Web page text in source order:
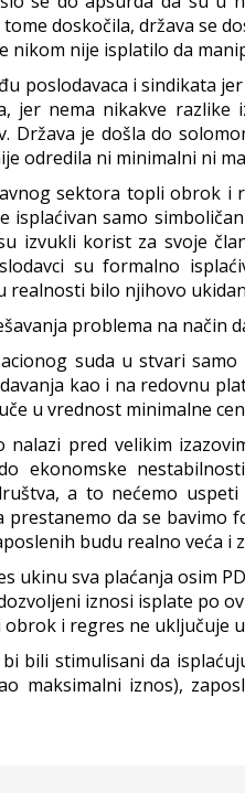
doskočila, država se
nikom nije isplatilo da
poslodavaca i sindikata
jer nema nikakve razlike
Država je došla do
odredila ni minimalni ni
sektora topli obrok
samo
izvukli korist za svoje
su formalno
realnosti bilo njihovo
problema na način
suda u stvari
kao i na redovnu
u vrednost minimalne
nalazi pred velikim
ekonomske
a to nećemo
da se bavimo
budu realno veća i
ukinu sva plaćanja osim
iznosi isplate po
i regres ne uključuje
bili stimulisani da
maksimalni iznos),